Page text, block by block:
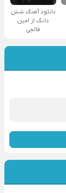
دانلود آهنگ شش
دانگ از امین
فالجی